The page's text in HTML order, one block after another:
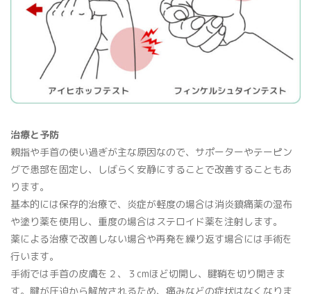
治療と予防
親指や手首の使い過ぎが主な原因なので、サポーターやテーピン
グで患部を固定し、しばらく安静にすることで改善することもあ
ります。
基本的には保存的治療で、炎症が軽度の場合は消炎鎮痛薬の湿布
や塗り薬を使用し、重度の場合はステロイド薬を注射します。
薬による治療で改善しない場合や再発を繰り返す場合には手術を
行います。
手術では手首の皮膚を２、３cmほど切開し、腱鞘を切り開きま
す。腱が圧迫から解放されるため、痛みなどの症状はなくなりま